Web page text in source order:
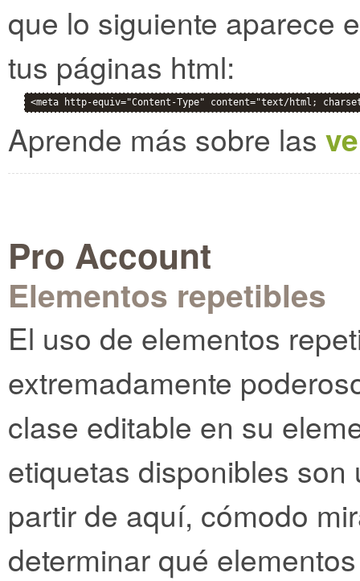
que lo siguiente aparece
tus páginas html:
<meta http-equiv="Content-Type" content="text/html;
Aprende más sobre las
Pro Account
Elementos repetibles
El uso de elementos
extremadamente
clase editable en su
etiquetas disponibles
partir de aquí, cómodo
determinar qué